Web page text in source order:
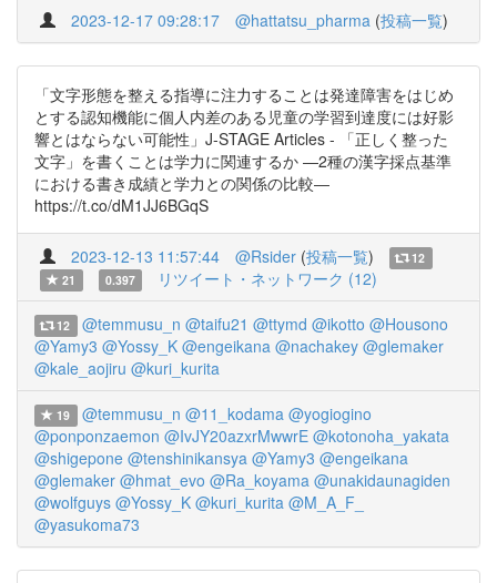
2023-12-17 09:28:17 @hattatsu_pharma (投稿一覧)
「文字形態を整える指導に注力することは発達障害をはじめ
とする認知機能に個人内差のある児童の学習到達度には好影
響とはならない可能性」J-STAGE Articles - 「正しく整った
文字」を書くことは学力に関連するか ―2種の漢字採点基準
における書き成績と学力との関係の比較―
https://t.co/dM1JJ6BGqS
2023-12-13 11:57:44 @Rsider (投稿一覧)
12
21
0.397 リツイート・ネットワーク (12)
12 @temmusu_n @taifu21 @ttymd @ikotto @Housono
@Yamy3 @Yossy_K @engeikana @nachakey @glemaker
@kale_aojiru @kuri_kurita
19 @temmusu_n @11_kodama @yogiogino
@ponponzaemon @IvJY20azxrMwwrE @kotonoha_yakata
@shigepone @tenshinikansya @Yamy3 @engeikana
@glemaker @hmat_evo @Ra_koyama @unakidaunagiden
@wolfguys @Yossy_K @kuri_kurita @M_A_F_
@yasukoma73